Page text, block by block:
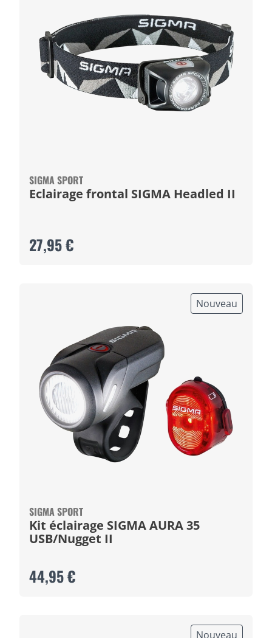
SIGMA SPORT
Eclairage frontal SIGMA Headled II
27,95 €
Nouveau
SIGMA SPORT
Kit éclairage SIGMA AURA 35
USB/Nugget II
44,95 €
Nouveau